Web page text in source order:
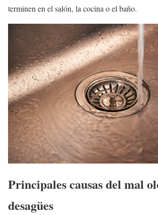
terminen en el salón, la cocina o el baño.
Principales causas del mal
desagües